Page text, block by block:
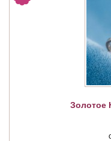
Золотое